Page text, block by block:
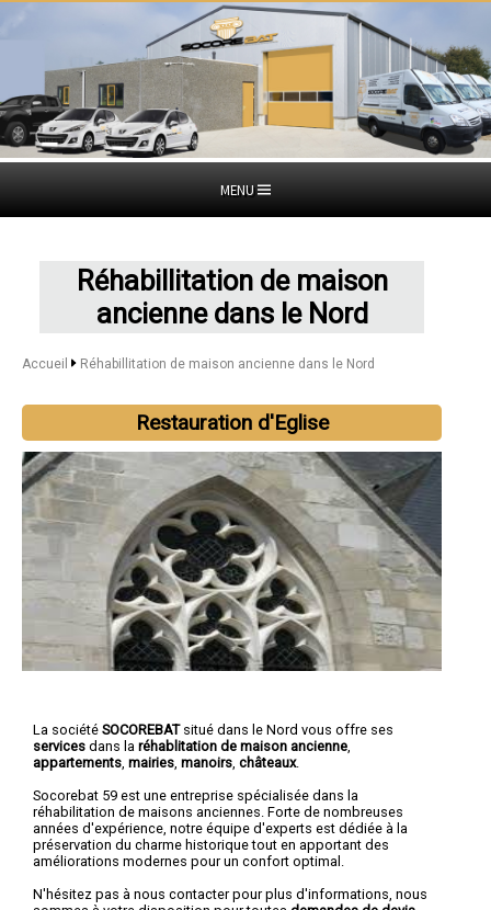
MENU
Réhabillitation de maison
ancienne dans le Nord
Accueil Réhabillitation de maison ancienne dans le Nord
Restauration d'Eglise
La société SOCOREBATsitué dans le Nord vous offre ses
services dans la réhablitation de maison ancienne
appartements mairies manoirs châteaux.
Socorebat 59 est une entreprise spécialisée dans la
réhabilitation de maisons anciennes. Forte de nombreuses
années d'expérience, notre équipe d'experts est dédiée à la
préservation du charme historique tout en apportant des
améliorations modernes pour un confort optimal.
N'hésitez pas à nous contacter pour plus d'informations, nous